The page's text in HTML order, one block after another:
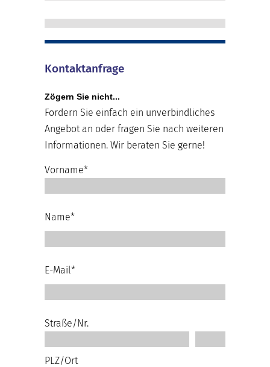
Kontaktanfrage
Zögern Sie nicht...
Fordern Sie einfach ein unverbindliches
Angebot an oder fragen Sie nach weiteren
Informationen. Wir beraten Sie gerne!
Vorname*
Name*
E-Mail*
Straße/Nr.
PLZ/Ort